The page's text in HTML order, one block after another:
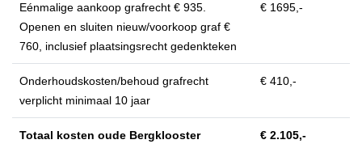
Eénmalige aankoop grafrecht € 935.
Openen en sluiten nieuw/voorkoop graf €
760, inclusief plaatsingsrecht gedenkteken
€ 1695,-
Onderhoudskosten/behoud grafrecht
verplicht minimaal 10 jaar
€ 410,-
Totaal kosten oude Bergklooster € 2.105,-